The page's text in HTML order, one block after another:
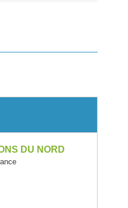
DU NORD